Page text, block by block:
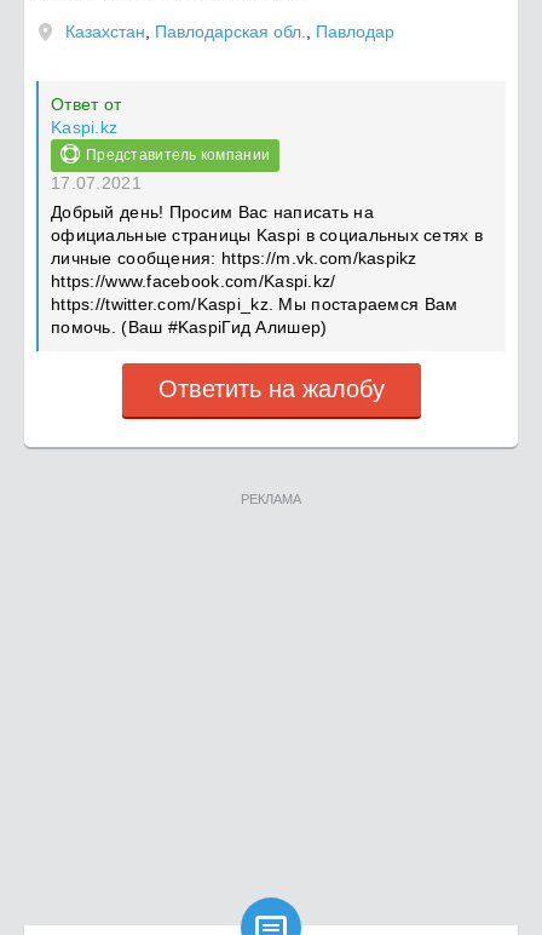
Казахстан Павлодарская обл. Павлодар
Ответ от
Kaspi.kz
Представитель компании
17.07.2021
Добрый день! Просим Вас написать на
официальные страницы Kaspi в социальных сетях в
личные сообщения: https://m.vk.com/kaspikz
https://www.facebook.com/Kaspi.kz/
https://twitter.com/Kaspi_kz. Мы постараемся Вам
помочь. (Ваш #KaspiГид Алишер)
Ответить на жалобу
РЕКЛАМА